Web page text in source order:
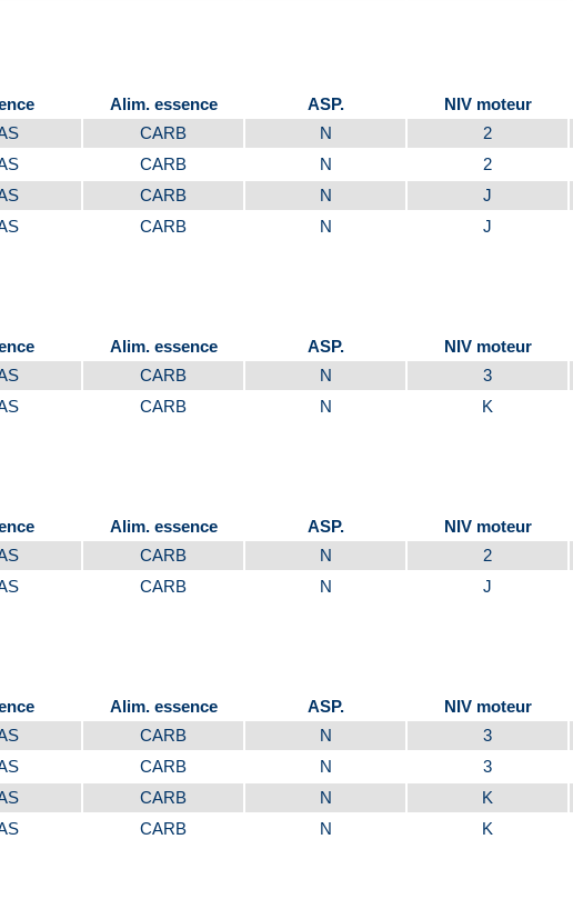
Alim. essence ASP. NIV moteur
CARB N 2
CARB N 2
CARB N J
CARB N J
Alim. essence ASP. NIV moteur
CARB N 3
CARB N K
Alim. essence ASP. NIV moteur
CARB N 2
CARB N J
Alim. essence ASP. NIV moteur
CARB N 3
CARB N 3
CARB N K
CARB N K